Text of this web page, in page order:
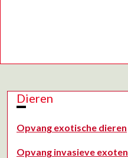
Dieren
Opvang exotische dieren
Opvang invasieve exoten